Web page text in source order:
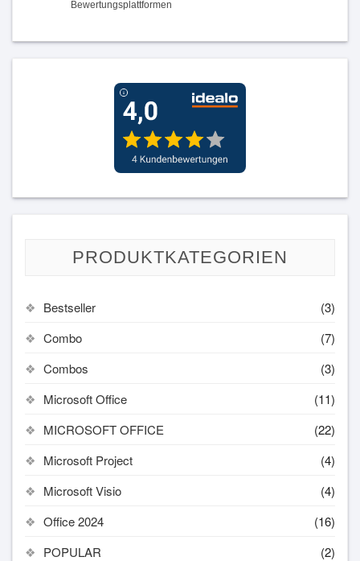
PRODUKTKATEGORIEN
Bestseller
(3)
Combo
(7)
Combos
(3)
Microsoft Office
(11)
MICROSOFT OFFICE
(22)
Microsoft Project
(4)
Microsoft Visio
(4)
Office 2024
(16)
POPULAR
(2)